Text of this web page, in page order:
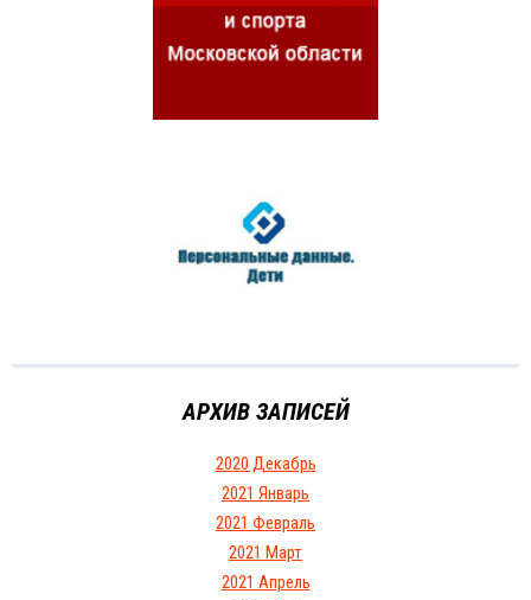
АРХИВ ЗАПИСЕЙ
2020 Декабрь
2021 Январь
2021 Февраль
2021 Март
2021 Апрель